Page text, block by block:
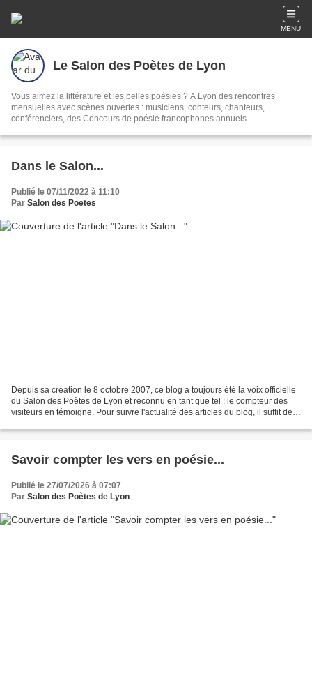
MENU
Le Salon des Poètes de Lyon
Vous aimez la littérature et les belles poésies ? A Lyon des rencontres
mensuelles avec scènes ouvertes : musiciens, conteurs, chanteurs,
conférenciers, des Concours de poésie francophones annuels...
Dans le Salon...
Publié le 07/11/2022 à 11:10
Par Salon des Poetes
Depuis sa création le 8 octobre 2007, ce blog a toujours été la voix officielle
du Salon des Poètes de Lyon et reconnu en tant que tel : le compteur des
visiteurs en témoigne. Pour suivre l'actualité des articles du blog, il suffit de
Savoir compter les vers en poésie...
Publié le 27/07/2026 à 07:07
Par Salon des Poètes de Lyon